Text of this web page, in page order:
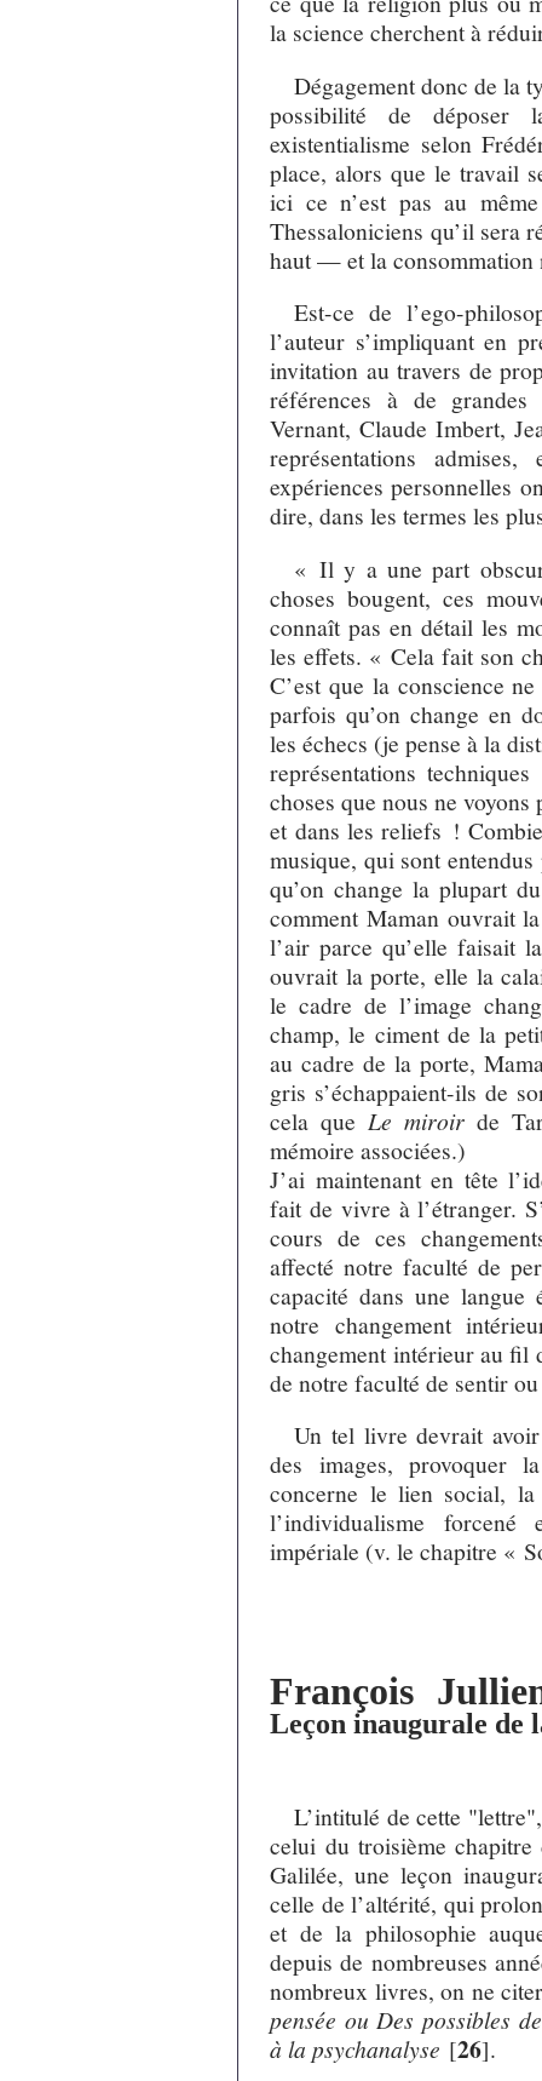
la science cherchent à
Dégagement donc de la
possibilité de déposer
existentialisme selon
place, alors que le travail
ici ce n’est pas au
Thessaloniciens qu’il sera
haut — et la consommation
Est-ce de l’ego-
l’auteur s’impliquant en
invitation au travers de
références à de
Vernant, Claude Imbert,
représentations
expériences personnelles
dire, dans les termes les
« Il y a une part
choses bougent, ces
connaît pas en détail les
les effets. « Cela fait son
C’est que la conscience
parfois qu’on change en
les échecs (je pense à la
représentations
choses que nous ne
et dans les reliefs !
musique, qui sont
qu’on change la plupart
comment Maman ouvrait
l’air parce qu’elle faisait
ouvrait la porte, elle la
le cadre de l’image
champ, le ciment de la
au cadre de la porte,
gris s’échappaient-ils de
cela que Le miroir de
mémoire associées.)
J’ai maintenant en tête
fait de vivre à l’étranger.
cours de ces
affecté notre faculté de
capacité dans une langue
notre changement
changement intérieur au fil
de notre faculté de sentir
Un tel livre devrait
des images, provoquer
concerne le lien social,
l’individualisme
impériale (v. le chapitre «
François
Leçon inaugurale de
L’intitulé de cette
celui du troisième
Galilée, une leçon
celle de l’altérité, qui
et de la philosophie
depuis de nombreuses
nombreux livres, on ne
pensée ou Des possibles
à la psychanalyse [26].